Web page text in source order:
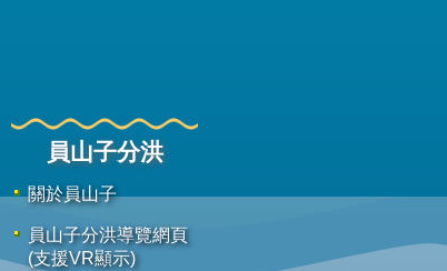
員山子分洪
關於員山子
員山子分洪導覽網頁
(支援VR顯示)